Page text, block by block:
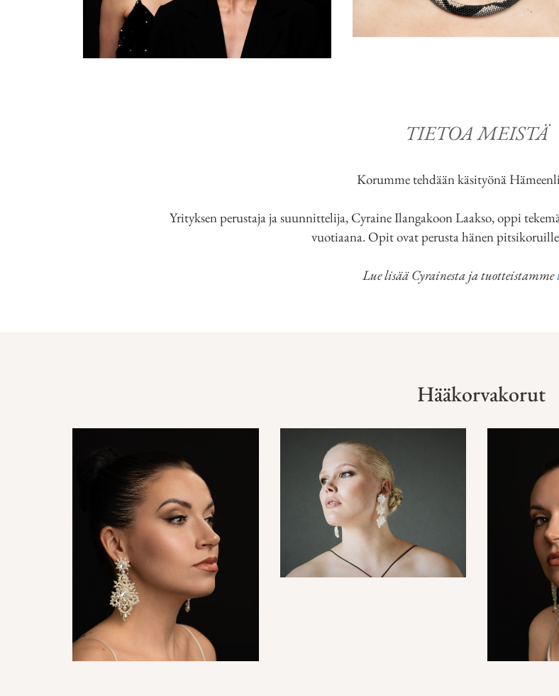
TIETOA MEISTÄ
Korumme tehdään käsityönä
Yrityksen perustaja ja suunnittelija, Cyraine Ilangakoon Laakso, oppi
vuotiaana. Opit ovat perusta hänen
Lue lisää Cyrainesta ja tuotteistamme
Hääkorvakorut